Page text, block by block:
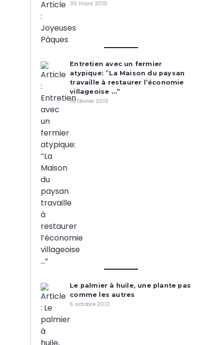
30 mars 2013
Entretien avec un fermier
atypique: ‟La Maison du paysan
travaille à restaurer l’économie
villageoise …”
19 février 2013
Le palmier à huile, une plante pas
comme les autres
5 octobre 2012